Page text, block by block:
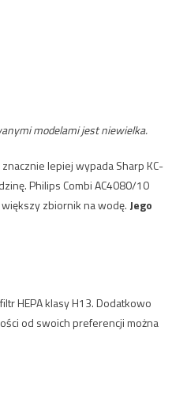
modelami jest niewielka.
lepiej wypada Sharp KC-
Philips Combi AC4080/10
zbiornik na wodę. Jego
HEPA klasy H13. Dodatkowo
od swoich preferencji można